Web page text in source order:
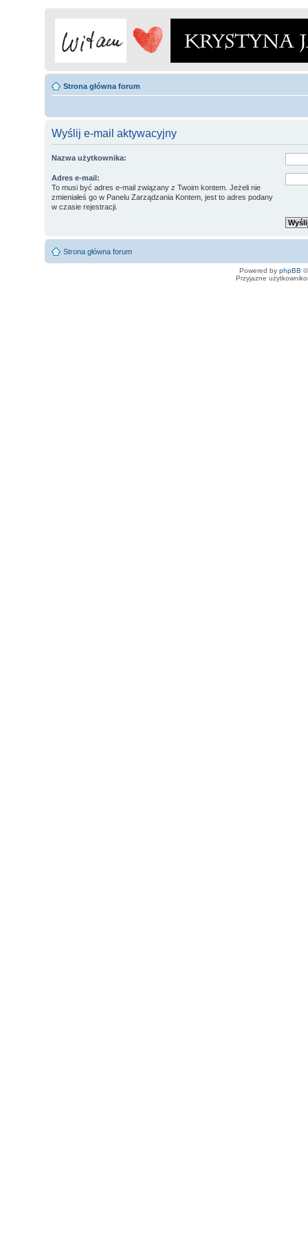
Strona główna forum
Wyślij e-mail aktywacyjny
Nazwa użytkownika:
Adres e-mail:
To musi być adres e-mail związany z Twoim kontem. Jeżeli nie
zmieniałeś go w Panelu Zarządzania Kontem, jest to adres podany
w czasie rejestracji.
Strona główna forum
Powered by phpBB
Przyjazne